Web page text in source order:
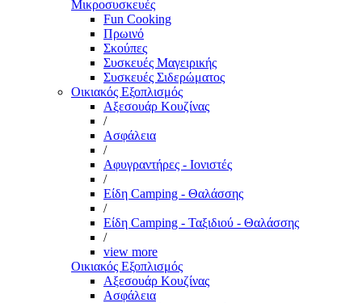
Μικροσυσκευές
Fun Cooking
Πρωινό
Σκούπες
Συσκευές Μαγειρικής
Συσκευές Σιδερώματος
Οικιακός Εξοπλισμός
Αξεσουάρ Κουζίνας
/
Ασφάλεια
/
Αφυγραντήρες - Ιονιστές
/
Είδη Camping - Θαλάσσης
/
Είδη Camping - Ταξιδιού - Θαλάσσης
/
view more
Οικιακός Εξοπλισμός
Αξεσουάρ Κουζίνας
Ασφάλεια